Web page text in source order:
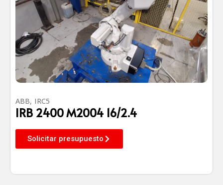
ABB, IRC5
IRB 2400 M2004 16/2.4
Solicitar presupuesto